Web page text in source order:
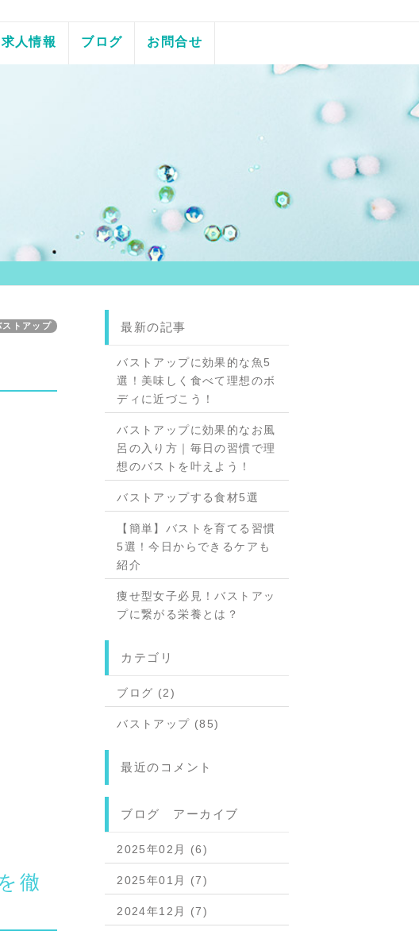
求人情報 ブログ お問合せ
ストアップ
徹
最新の記事
バストアップに効果的な魚5
選！美味しく食べて理想のボ
ディに近づこう！
バストアップに効果的なお風
呂の入り方｜毎日の習慣で理
想のバストを叶えよう！
バストアップする食材5選
【簡単】バストを育てる習慣
5選！今日からできるケアも
紹介
痩せ型女子必見！バストアッ
プに繋がる栄養とは？
カテゴリ
ブログ (2)
バストアップ (85)
最近のコメント
ブログ アーカイブ
2025年02月 (6)
2025年01月 (7)
2024年12月 (7)